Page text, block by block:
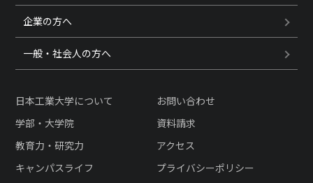
企業の方へ
一般・社会人の方へ
日本工業大学について
学部・大学院
教育力・研究力
キャンパスライフ
お問い合わせ
資料請求
アクセス
プライバシーポリシー